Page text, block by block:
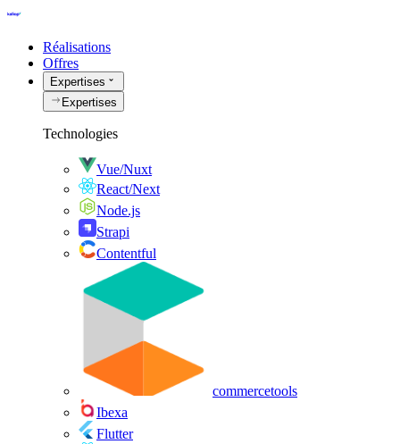
Réalisations
Offres
Expertises
Expertises
Technologies
Vue/Nuxt
React/Next
Node.js
Strapi
Contentful
commercetools
Ibexa
Flutter